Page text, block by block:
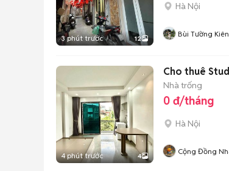
3 phút trước 12
Hà Nội
Bùi Tường Kiên
4 phút trước 4
Cho thuê
Nhà trống
0 đ/tháng
Hà Nội
Cộng Đồng